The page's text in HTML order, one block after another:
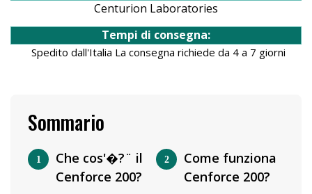
Centurion Laboratories
Tempi di consegna:
Spedito dall'Italia La consegna richiede da 4 a 7 giorni
Sommario
Che cos'�?¨ il
Cenforce 200?
Come funziona
Cenforce 200?